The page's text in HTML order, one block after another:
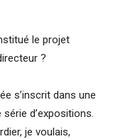
le projet
?
s’inscrit dans une
d’expositions.
je voulais,